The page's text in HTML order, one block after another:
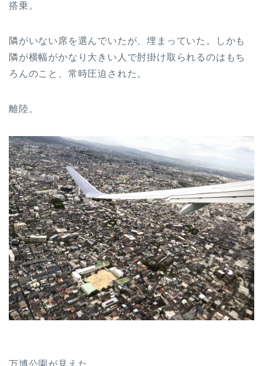
搭乗。
隣がいない席を選んでいたが、埋まっていた。しかも
隣が横幅がかなり大きい人で肘掛け取られるのはもち
ろんのこと、常時圧迫された。
離陸。
万博公園が見えた。